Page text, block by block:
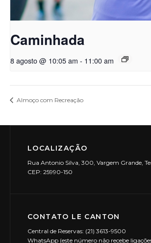
Caminhada
8 agosto @ 10:05 am - 11:00 am
Almoço com Recreação
LOCALIZAÇÃO
Rua Antonio Silva, 300, Vargem Grande,
CEP: 25990-150
CONTATO LE CANTON
Central de Reservas: (21) 3613-9500
WhatsApp (este número não recebe